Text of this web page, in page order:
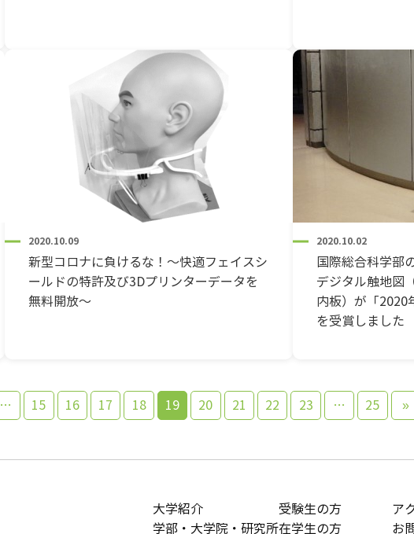
2020.10.09
新型コロナに負けるな！～快適フェイスシ
ールドの特許及び3Dプリンターデータを
無料開放～
2020.10.02
国際総合科学部
デジタル触地図
内板）が「2020
を受賞しました
… 15 16 17 18 19 20 21 22 23 … 25 »
大学紹介
学部・大学院・研究所
受験生の方
在学生の方
ア
お